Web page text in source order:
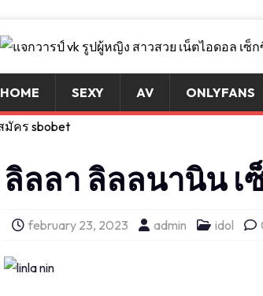
HOME SEXY AV ONLYFANS
ลิลลา ลิลลนานิน เ
february 23, 2023 admin idol